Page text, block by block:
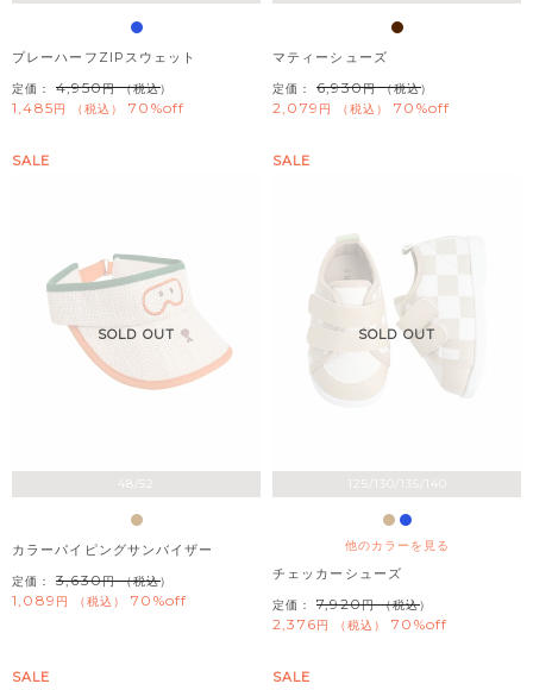
プレーハーフZIPスウェット
定価： 4,950 （税込）
1,485 税込 70%off
マティーシューズ
定価： 6,930 （税込）
2,079 税込 70%off
48/52
SOLD OUT
SALE
カラーパイピングサンバイザー
定価： 3,630 （税込）
1,089 税込 70%off
125/130/135/140
他のカラーを見る
SOLD OUT
SALE
チェッカーシューズ
定価： 7,920 （税込）
2,376 税込 70%off
SALE SALE